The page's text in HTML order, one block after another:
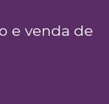
e venda de